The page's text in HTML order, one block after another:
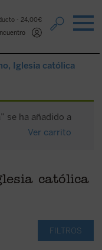
24,00€
Iglesia católica
se ha añadido a
Ver carrito
católica
FILTROS